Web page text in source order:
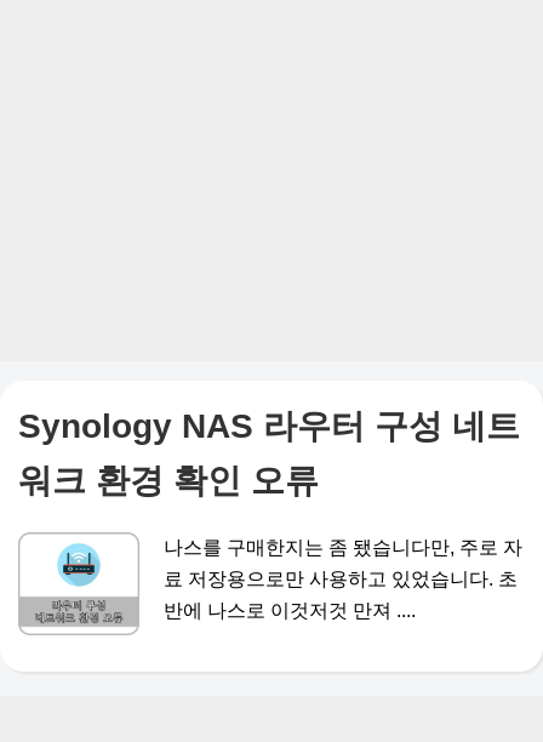
Synology NAS 라우터 구성 네트
워크 환경 확인 오류
나스를 구매한지는 좀 됐습니다만, 주로 자
료 저장용으로만 사용하고 있었습니다. 초
반에 나스로 이것저것 만져 ....